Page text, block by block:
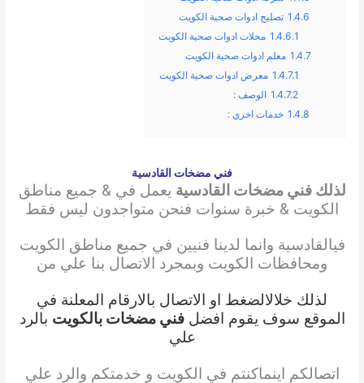
1.4.6 تصليح ادوات صحية الكويت
1.4.6.1 محلات ادوات صحية الكويت
1.4.7 معلم ادوات صحية الكويت
1.4.7.1 معرض ادوات صحية الكويت
1.4.7.2 الوصف :
1.4.8 خدمات اخري :
فني مضخات القادسية
لذلك فني مضخات القادسية يعمل في & جميع مناطق
الكويت & خبرة سنوات فنحن متواجدون ليس فقط
فيالقادسية وانما لدينا فنيين في جميع مناطق الكويت
ومحافظات الكويت وبمجرد الاتصال بنا علي من
لذلك خلالالضغط او الاتصال بالارقام المعلنة في
الموقع سوف يقوم افضلفني مضخات بالكويت بالرد
علي
اتصالكم اينماكنتم في الكويت و خدمتكم والرد علي